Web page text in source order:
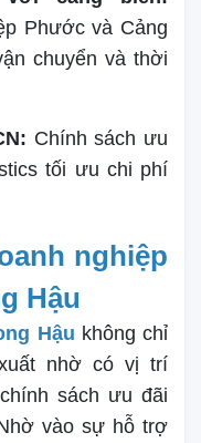
Phước và Cảng
chuyển và thời
Chính sách ưu
tối ưu chi phí
nghiệp
Hậu
Hậu không chỉ
nhờ có vị trí
sách ưu đãi
vào sự hỗ trợ